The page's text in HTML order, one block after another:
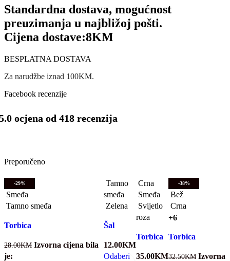
Standardna dostava, mogućnost
preuzimanja u najbližoj pošti.
Cijena dostave:8KM
BESPLATNA DOSTAVA
Za narudžbe iznad 100KM.
Facebook recenzije
ocjena od 418 recenzija
Preporučeno
-29%
Smeđa
Tamno smeđa
Torbica
28.00KM Izvorna cijena bila
je:
Tamno
smeđa
Zelena
Šal
12.00KM
Odaberi
Crna
Smeđa
Svijetlo
roza
Torbica
35.00KM
-38%
Bež
Crna
+6
Torbica
32.50KM Izvorna